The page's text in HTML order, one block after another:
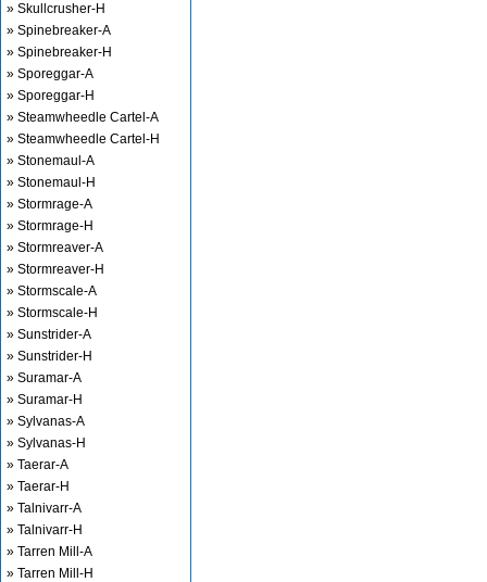
» Skullcrusher-H
» Spinebreaker-A
» Spinebreaker-H
» Sporeggar-A
» Sporeggar-H
» Steamwheedle Cartel-A
» Steamwheedle Cartel-H
» Stonemaul-A
» Stonemaul-H
» Stormrage-A
» Stormrage-H
» Stormreaver-A
» Stormreaver-H
» Stormscale-A
» Stormscale-H
» Sunstrider-A
» Sunstrider-H
» Suramar-A
» Suramar-H
» Sylvanas-A
» Sylvanas-H
» Taerar-A
» Taerar-H
» Talnivarr-A
» Talnivarr-H
» Tarren Mill-A
» Tarren Mill-H